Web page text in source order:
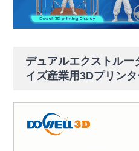
デュアルエクストルー
イズ産業用3Dプリン